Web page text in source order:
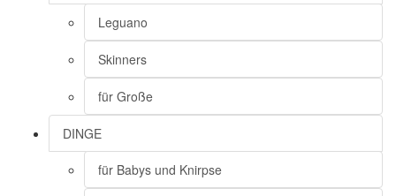
Leguano
Skinners
für Große
DINGE
für Babys und Knirpse